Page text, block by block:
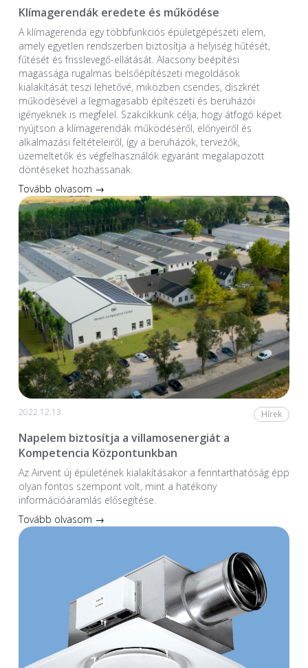
Klímagerendák eredete és működése
A klímagerenda egy többfunkciós épületgépészeti elem,
amely egyetlen rendszerben biztosítja a helyiség hűtését,
fűtését és frisslevegő-ellátását. Alacsony beépítési
magassága rugalmas belsőépítészeti megoldások
kialakítását teszi lehetővé, miközben csendes, diszkrét
működésével a legmagasabb építészeti és beruházói
igényeknek is megfelel. Szakcikkünk célja, hogy átfogó képet
nyújtson a klímagerendák működéséről, előnyeiről és
alkalmazási feltételeiről, így a beruházók, tervezők,
üzemeltetők és végfelhasználók egyaránt megalapozott
döntéseket hozhassanak.
Tovább olvasom →
2022.12.13. Hírek
Napelem biztosítja a villamosenergiát a
Kompetencia Központunkban
Az Airvent új épületének kialakításakor a fenntarthatóság épp
olyan fontos szempont volt, mint a hatékony
információáramlás elősegítése.
Tovább olvasom →